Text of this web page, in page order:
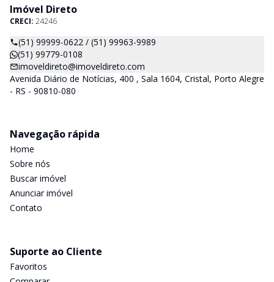
Imóvel Direto
CRECI: 24246
(51) 99999-0622 / (51) 99963-9989
(51) 99779-0108
imoveldireto@imoveldireto.com
Avenida Diário de Notícias, 400 , Sala 1604, Cristal, Porto Alegre
- RS - 90810-080
Navegação rápida
Home
Sobre nós
Buscar imóvel
Anunciar imóvel
Contato
Suporte ao Cliente
Favoritos